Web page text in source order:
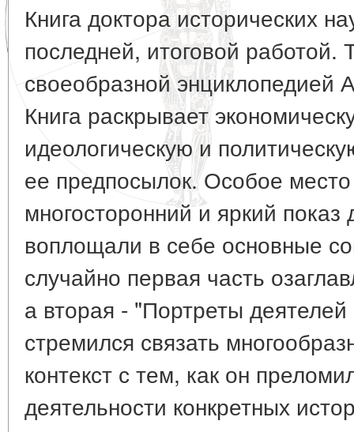
Книга доктора исторических
последней, итоговой работой.
своеобразной энциклопедией
Книга раскрывает
идеологическую и
ее предпосылок. Особое
многосторонний и яркий
воплощали в себе основные
случайно первая часть
а вторая - "Портреты
стремился связать
контекст с тем, как он
деятельности конкретных